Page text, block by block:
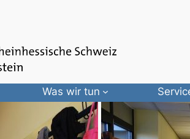
Was wir tun